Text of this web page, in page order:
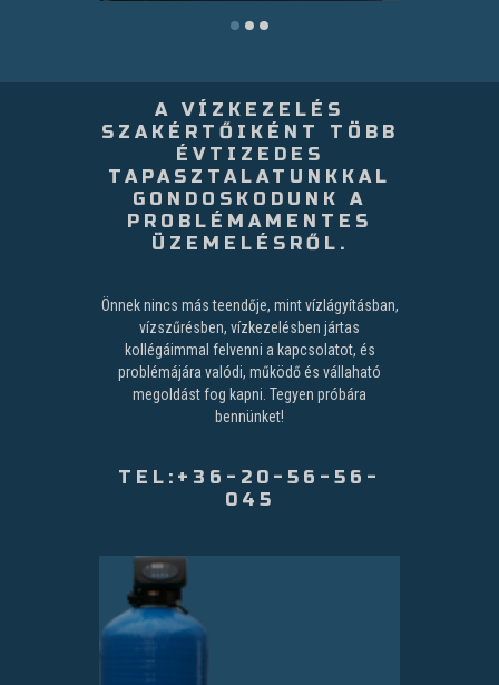
A VÍZKEZELÉS
SZAKÉRTŐIKÉNT TÖBB
ÉVTIZEDES
TAPASZTALATUNKKAL
GONDOSKODUNK A
PROBLÉMAMENTES
ÜZEMELÉSRŐL.
Önnek nincs más teendője, mint vízlágyításban,
vízszűrésben, vízkezelésben jártas
kollégáimmal felvenni a kapcsolatot, és
problémájára valódi, működő és vállaható
megoldást fog kapni. Tegyen próbára
bennünket!
TEL:+36-20-56-56-
045